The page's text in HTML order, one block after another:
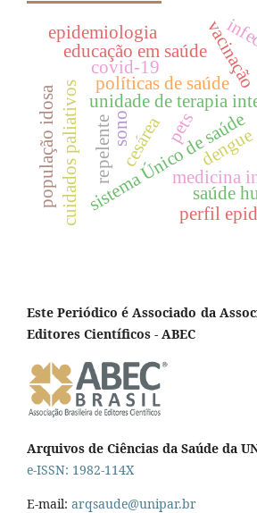
unidade de terapia
cuidados paliativossistema Único de saúde
políticas de saúde
covid-19
população idosa medicina
sono
repelente
saúde
educação em saúde
epidemiologia
dengue
perfil
pets
cesárea
Este Periódico é Associado da
Editores Científicos - ABEC
Arquivos de Ciências da Saúde da
e-ISSN: 1982-114X
E-mail: arqsaude@unipar.br